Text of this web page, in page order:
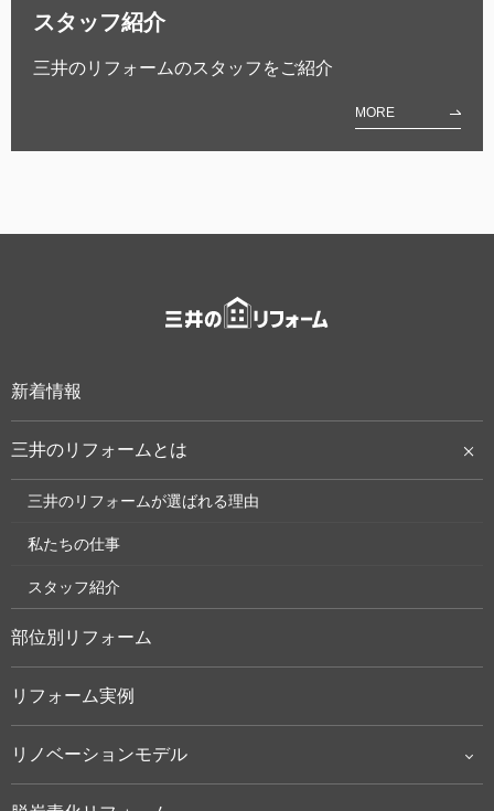
スタッフ紹介
三井のリフォームのスタッフをご紹介
MORE
新着情報
三井のリフォームとは
三井のリフォームが選ばれる理由
私たちの仕事
スタッフ紹介
部位別リフォーム
リフォーム実例
リノベーションモデル